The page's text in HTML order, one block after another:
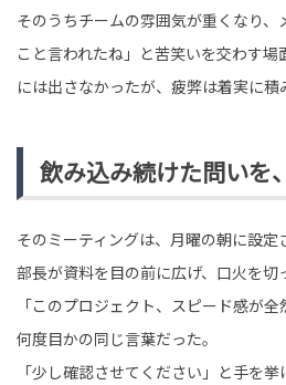
そのうちチームの雰囲気が重くなり、
こと言われたね」と苦笑いを交わす
には出さなかったが、疲弊は着実に積
飲み込み続けた問いを
そのミーティングは、月曜の朝に設定
部長が資料を目の前に広げ、口火を切
「このプロジェクト、スピード感が全
何度目かの同じ言葉だった。
「少し確認させてください」と手を挙